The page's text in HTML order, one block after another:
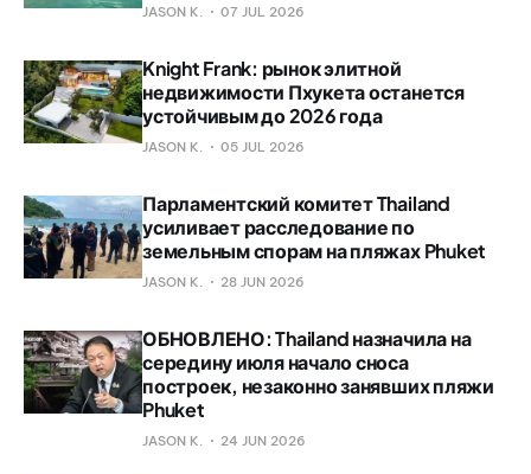
JASON K. 07 JUL 2026
Knight Frank: рынок элитной
недвижимости Пхукета останется
устойчивым до 2026 года
JASON K. 05 JUL 2026
Парламентский комитет Thailand
усиливает расследование по
земельным спорам на пляжах Phuket
JASON K. 28 JUN 2026
ОБНОВЛЕНО: Thailand назначила на
середину июля начало сноса
построек, незаконно занявших пляжи
Phuket
JASON K. 24 JUN 2026